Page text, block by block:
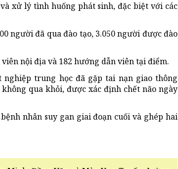
xử lý tình huống phát sinh, đặc biệt với các
người đã qua đào tạo, 3.050 người được đào
nội địa và 182 hướng dẫn viên tại điểm.
trung học đã gặp tai nạn giao thông
qua khỏi, được xác định chết não ngày
nhân suy gan giai đoạn cuối và ghép hai